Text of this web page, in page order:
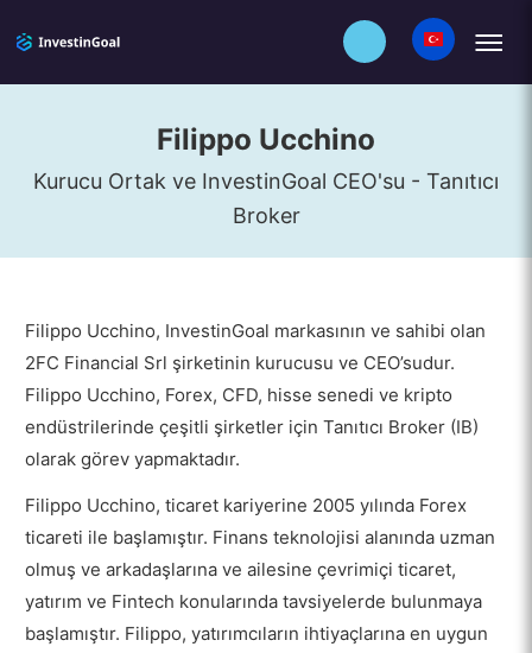
Filippo Ucchino
Kurucu Ortak ve InvestinGoal CEO'su - Tanıtıcı
Broker
Filippo Ucchino, InvestinGoal markasının ve sahibi olan
2FC Financial Srl şirketinin kurucusu ve CEO’sudur.
Filippo Ucchino, Forex, CFD, hisse senedi ve kripto
endüstrilerinde çeşitli şirketler için Tanıtıcı Broker (IB)
olarak görev yapmaktadır.
Filippo Ucchino, ticaret kariyerine 2005 yılında Forex
ticareti ile başlamıştır. Finans teknolojisi alanında uzman
olmuş ve arkadaşlarına ve ailesine çevrimiçi ticaret,
yatırım ve Fintech konularında tavsiyelerde bulunmaya
başlamıştır. Filippo, yatırımcıların ihtiyaçlarına en uygun